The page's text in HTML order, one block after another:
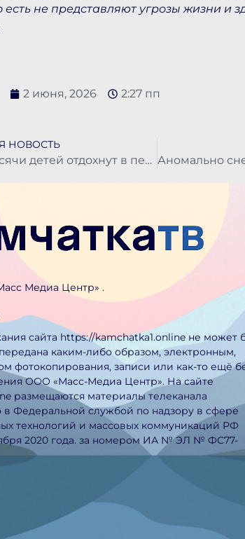
не представляют угрозы жизни и
2 июня, 2026 2:27 пп
НОВОСТЬ
Более 8,2 тысячи детей отдохнут в первую смену летней оздоровительной кампании на Камчатке
Медиа Центр» .
сайта https://kamchatka1.online не может
каким-либо образом, электронным,
фотокопирования, записи или как-то ещё
ООО «Масс-Медиа Центр». На сайте
размещаются материалы телеканала
в Федеральной службой по надзору в сфере
технологий и массовых коммуникаций РФ
2020 года. за номером ИА № ЭЛ № ФС77-